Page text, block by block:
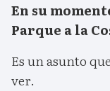
En su
Parque a la
Es un asunto
ver.